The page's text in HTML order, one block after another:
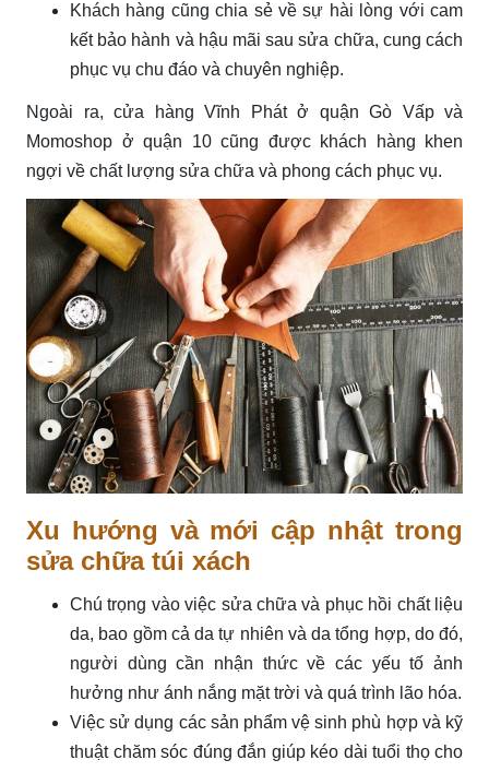
Khách hàng cũng chia sẻ về sự hài lòng với cam
kết bảo hành và hậu mãi sau sửa chữa, cung cách
phục vụ chu đáo và chuyên nghiệp.
Ngoài ra, cửa hàng Vĩnh Phát ở quận Gò Vấp và
Momoshop ở quận 10 cũng được khách hàng khen
ngợi về chất lượng sửa chữa và phong cách phục vụ.
Xu hướng và mới cập nhật trong
sửa chữa túi xách
Chú trọng vào việc sửa chữa và phục hồi chất liệu
da, bao gồm cả da tự nhiên và da tổng hợp, do đó,
người dùng cần nhận thức về các yếu tố ảnh
hưởng như ánh nắng mặt trời và quá trình lão hóa.
Việc sử dụng các sản phẩm vệ sinh phù hợp và kỹ
thuật chăm sóc đúng đắn giúp kéo dài tuổi thọ cho